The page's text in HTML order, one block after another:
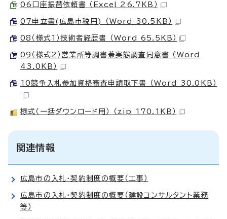
06口座振替依頼書 （Excel 26.7KB）
07申立書(広島市税用) （Word 30.5KB）
08（様式1）技術者経歴書 （Word 65.5KB）
09（様式2）営業所等調書兼実態調査同意書 （Word
43.0KB）
10競争入札参加資格審査申請取下書 （Word 30.0KB）
様式（一括ダウンロード用） （zip 170.1KB）
関連情報
広島市の入札・契約制度の概要（工事）
広島市の入札・契約制度の概要（建設コンサルタント業務
等）